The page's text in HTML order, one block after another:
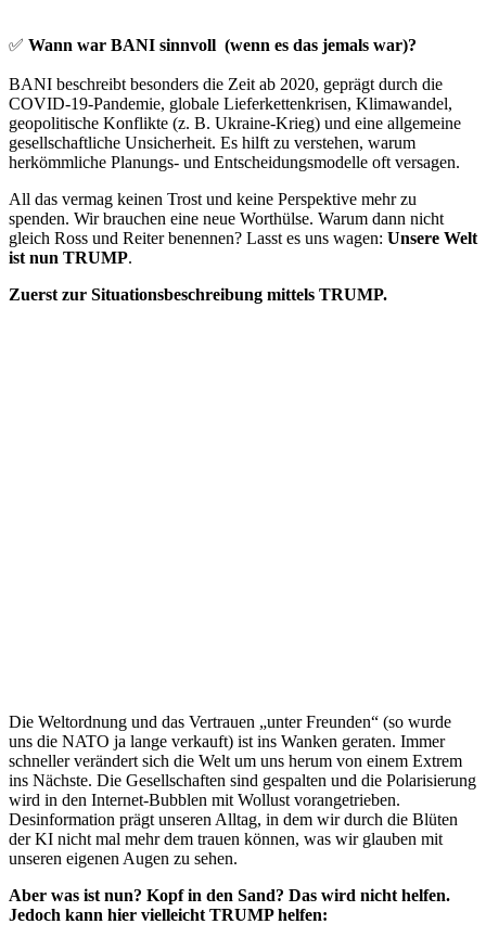
✅ Wann war BANI sinnvoll (wenn es das jemals war)?
BANI beschreibt besonders die Zeit ab 2020, geprägt durch die
COVID-19-Pandemie, globale Lieferkettenkrisen, Klimawandel,
geopolitische Konflikte (z. B. Ukraine-Krieg) und eine allgemeine
gesellschaftliche Unsicherheit. Es hilft zu verstehen, warum
herkömmliche Planungs- und Entscheidungsmodelle oft versagen.
All das vermag keinen Trost und keine Perspektive mehr zu
spenden. Wir brauchen eine neue Worthülse. Warum dann nicht
gleich Ross und Reiter benennen? Lasst es uns wagen: Unsere Welt
ist nun TRUMP.
Zuerst zur Situationsbeschreibung mittels TRUMP.
Die Weltordnung und das Vertrauen „unter Freunden“ (so wurde
uns die NATO ja lange verkauft) ist ins Wanken geraten. Immer
schneller verändert sich die Welt um uns herum von einem Extrem
ins Nächste. Die Gesellschaften sind gespalten und die Polarisierung
wird in den Internet-Bubblen mit Wollust vorangetrieben.
Desinformation prägt unseren Alltag, in dem wir durch die Blüten
der KI nicht mal mehr dem trauen können, was wir glauben mit
unseren eigenen Augen zu sehen.
Aber was ist nun? Kopf in den Sand? Das wird nicht helfen.
Jedoch kann hier vielleicht TRUMP helfen: